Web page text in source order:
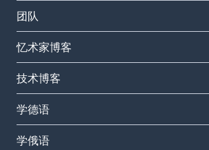
团队
忆术家博客
技术博客
学德语
学俄语